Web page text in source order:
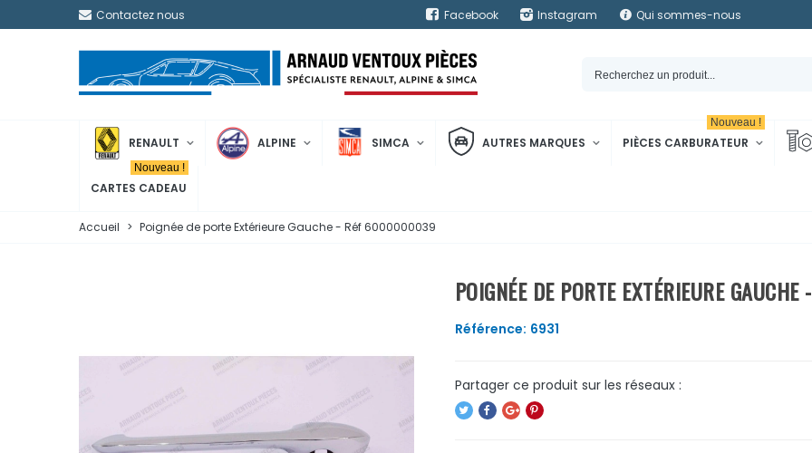
Contactez nous Facebook Instagram Qui sommes-nous
RENAULT ALPINE SIMCA AUTRES MARQUES PIÈCES CARBURATEUR
Nouveau !
CARTES CADEAU
Nouveau !
Accueil > Poignée de porte Extérieure Gauche - Réf 6000000039
POIGNÉE DE PORTE EXTÉRIEURE
Référence: 6931